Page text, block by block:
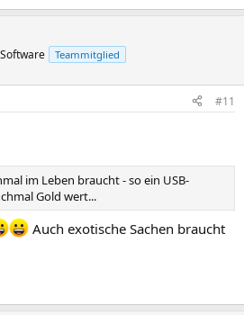
Teammitglied
#11
im Leben braucht - so ein USB-
Gold wert...
Auch exotische Sachen braucht